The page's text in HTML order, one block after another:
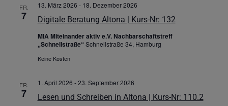
FR.
7 Digitale Beratung Altona | Kurs-Nr: 132
13. März 2026 - 18. Dezember 2026
MIA Miteinander aktiv e.V. Nachbarschaftstreff
„Schnellstraße“ Schnellstraße 34, Hamburg
Keine Kosten
FR.
7 Lesen und Schreiben in Altona | Kurs-Nr: 110.2
1. April 2026 -23. September 2026